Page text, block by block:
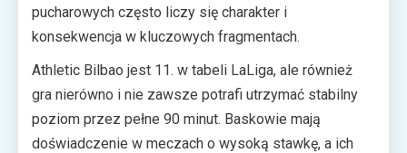
pucharowych często liczy się charakter i
konsekwencja w kluczowych fragmentach.
Athletic Bilbao jest 11. w tabeli LaLiga, ale również
gra nierówno i nie zawsze potrafi utrzymać stabilny
poziom przez pełne 90 minut. Baskowie mają
doświadczenie w meczach o wysoką stawkę, a ich